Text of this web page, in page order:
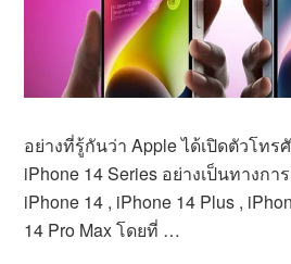
อย่างที่รู้กันว่า Apple ได้เปิดตัวโท
iPhone 14 Series อย่างเป็นทางก
iPhone 14 , iPhone 14 Plus ,
14 Pro Max โดยที่ …